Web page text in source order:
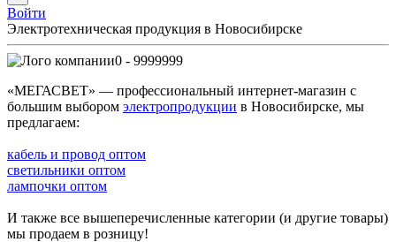
Войти
Электротехническая продукция в Новосибирске
0 - 9999999
«МЕГАСВЕТ» — профессиональный интернет-магазин с
большим выбором электропродукции в Новосибирске, мы
предлагаем:
кабель и провод оптом
светильники оптом
лампочки оптом
И также все вышеперечисленные категории (и другие товары)
мы продаем в розницу!